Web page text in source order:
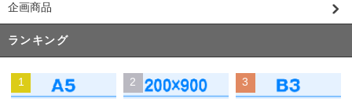
企画商品
ランキング
1 2 3